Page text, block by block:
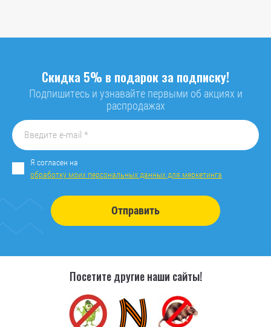
Скидка 5% в подарок за подписку!
Подпишитесь и узнавайте первыми об акциях и
распродажах
Я согласен на
обработку моих персональных данных для меркетинга
Отправить
Посетите другие наши сайты!